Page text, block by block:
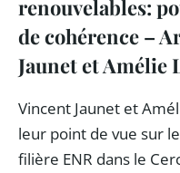
renouvelables:
de cohérence –
Jaunet et Amélie
Vincent Jaunet et
leur point de vue sur
filière ENR dans le